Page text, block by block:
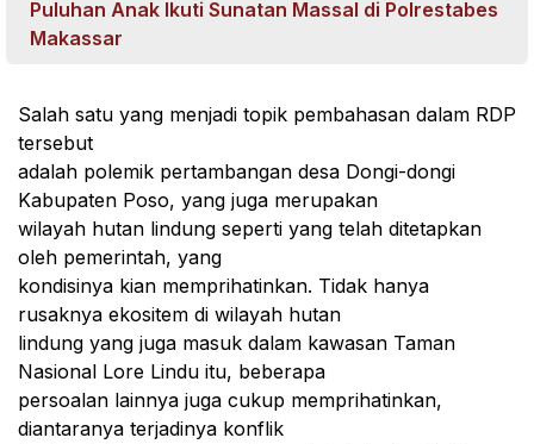
Puluhan Anak Ikuti Sunatan Massal di Polrestabes
Makassar
Salah satu yang menjadi topik pembahasan dalam RDP
tersebut
adalah polemik pertambangan desa Dongi-dongi
Kabupaten Poso, yang juga merupakan
wilayah hutan lindung seperti yang telah ditetapkan
oleh pemerintah, yang
kondisinya kian memprihatinkan. Tidak hanya
rusaknya ekositem di wilayah hutan
lindung yang juga masuk dalam kawasan Taman
Nasional Lore Lindu itu, beberapa
persoalan lainnya juga cukup memprihatinkan,
diantaranya terjadinya konflik